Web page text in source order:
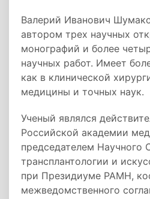
Валерий Иванович
автором трех научных
монографий и более
научных работ. Имеет
как в клинической
медицины и точных наук.
Ученый являлся
Российской академии
председателем Научного
трансплантологии и
при Президиуме РАМН,
межведомственного